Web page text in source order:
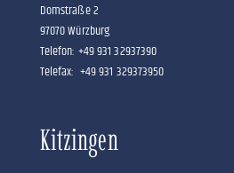
Domstraße 2
97070 Würzburg
Telefon: +49 931 32937390
Telefax: +49 931 329373950
Kitzingen